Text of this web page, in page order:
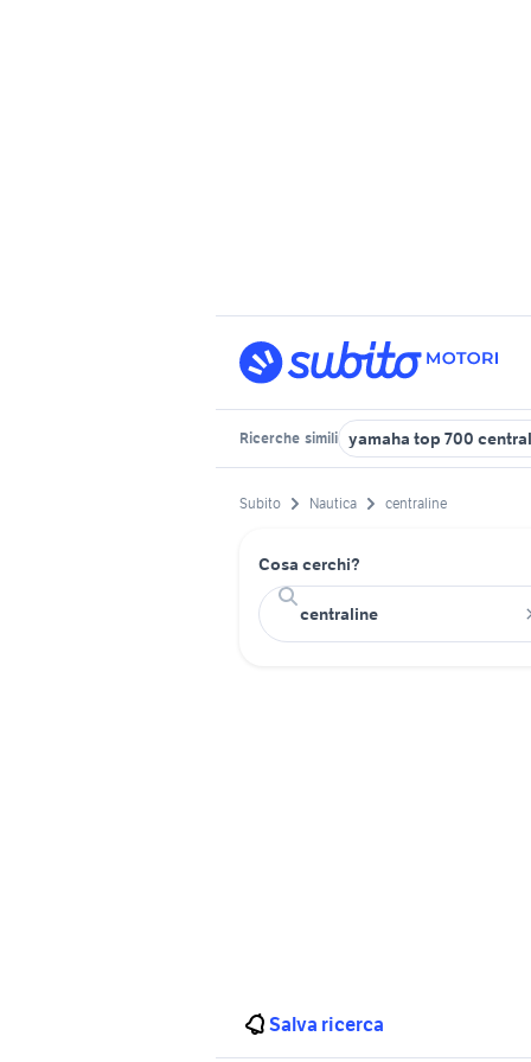
Ricerche simili yamaha top 700
Subito Nautica centraline
Cosa cerchi?
Salva ricerca